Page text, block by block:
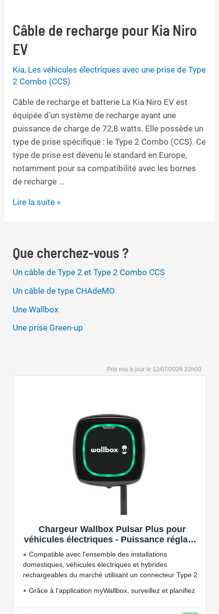
Câble de recharge pour Kia Niro
EV
Kia, Les véhicules électriques avec une prise de Type
2 Combo (CCS)
Câble de recharge et batterie La Kia Niro EV est
équipée d’un système de recharge ayant une
puissance de charge de 72,8 watts. Elle possède un
type de prise spécifique : le Type 2 Combo (CCS). Ce
type de prise est devenu le standard en Europe,
notamment pour sa compatibilité avec les bornes
de recharge …
Câble
Kia
Niro
Lire la suite »
Que cherchez-vous ?
Un câble de Type 2 et Type 2 Combo CCS
Un câble de type CHAdeMO
Une Wallbox
Une prise Green-up
12/07/2026 22h00
Chargeur Wallbox Pulsar Plus pour
véhicules électriques - Puissance réglable
jusqu'à 7.4 KW, câble de Charge Type 2,
Wi-FI et Bluetooth, OCPP
Compatible avec l'ensemble des installations
domestiques, véhicules électriques et hybrides
rechargeables du marché utilisant un connecteur Type 2.
Grâce à l'application myWallbox, surveillez et planifiez